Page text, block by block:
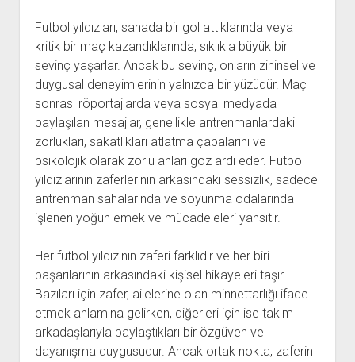
Futbol yıldızları, sahada bir gol attıklarında veya
kritik bir maç kazandıklarında, sıklıkla büyük bir
sevinç yaşarlar. Ancak bu sevinç, onların zihinsel ve
duygusal deneyimlerinin yalnızca bir yüzüdür. Maç
sonrası röportajlarda veya sosyal medyada
paylaşılan mesajlar, genellikle antrenmanlardaki
zorlukları, sakatlıkları atlatma çabalarını ve
psikolojik olarak zorlu anları göz ardı eder. Futbol
yıldızlarının zaferlerinin arkasındaki sessizlik, sadece
antrenman sahalarında ve soyunma odalarında
işlenen yoğun emek ve mücadeleleri yansıtır.
Her futbol yıldızının zaferi farklıdır ve her biri
başarılarının arkasındaki kişisel hikayeleri taşır.
Bazıları için zafer, ailelerine olan minnettarlığı ifade
etmek anlamına gelirken, diğerleri için ise takım
arkadaşlarıyla paylaştıkları bir özgüven ve
dayanışma duygusudur. Ancak ortak nokta, zaferin